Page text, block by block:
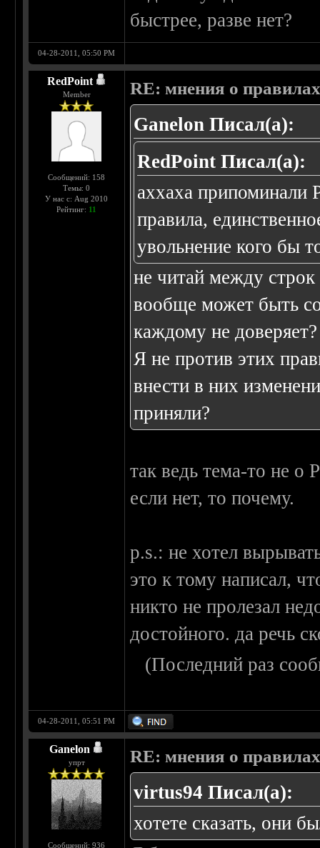
быстрее, разве нет?
04-28-2011, 05:50 PM
RedPoint
Member
Сообщений: 158
Темы: 0
У нас с: Aug 2010
Рейтинг: 11
RE: мнения о
Ganelon Писал(а):
RedPoint Писал(а):
аххаха припоминали
правила,
увольнение кого бы
не читай между
вообще может быть
каждому не доверяет?
Я не против этих
внести в них
приняли?
так ведь тема-то не о
если нет, то почему.
p.s.: не хотел
это к тому написал,
никто не пролезал
достойного. да речь
(Последний раз
04-28-2011, 05:51 PM
Ganelon
упрт
Сообщений: 936
RE: мнения о
virtus94 Писал(а):
хотете сказать, они